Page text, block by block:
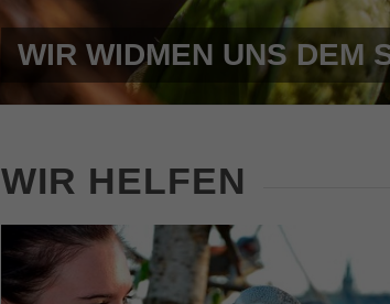
WIR WIDMEN UNS DEM
WIR HELFEN